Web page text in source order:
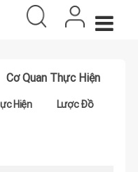
Cơ Quan Thực Hiện
Hiện Lược Đồ